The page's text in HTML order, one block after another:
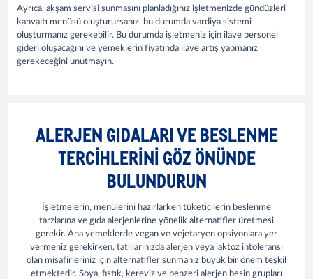
Ayrıca, akşam servisi sunmasını planladığınız işletmenizde gündüzleri
kahvaltı menüsü oluşturursanız, bu durumda vardiya sistemi
oluşturmanız gerekebilir. Bu durumda işletmeniz için ilave personel
gideri oluşacağını ve yemeklerin fiyatında ilave artış yapmanız
gerekeceğini unutmayın.
ALERJEN GIDALARI VE BESLENME
TERCIHLERINI GÖZ ÖNÜNDE
BULUNDURUN
İşletmelerin, menülerini hazırlarken tüketicilerin beslenme
tarzlarına ve gıda alerjenlerine yönelik alternatifler üretmesi
gerekir. Ana yemeklerde vegan ve vejetaryen opsiyonlara yer
vermeniz gerekirken, tatlılarınızda alerjen veya laktoz intoleransı
olan misafirleriniz için alternatifler sunmanız büyük bir önem teşkil
etmektedir. Soya, fıstık, kereviz ve benzeri alerjen besin grupları